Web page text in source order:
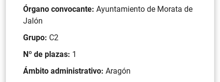
Órgano convocante: Ayuntamiento de Morata de
Jalón
Grupo: C2
Nº de plazas: 1
Ámbito administrativo: Aragón